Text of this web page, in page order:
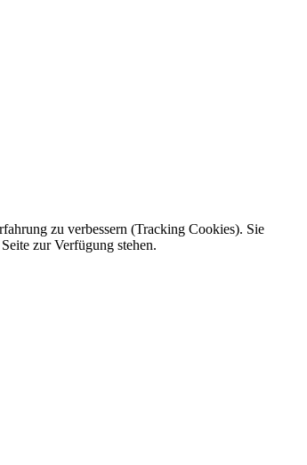
Veranstaltung weiterführender Schulen in
zu verbessern (Tracking Cookies). Sie
zur Verfügung stehen.